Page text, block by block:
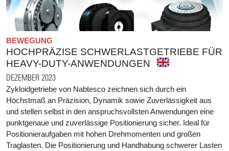
BEWEGUNG
HOCHPRÄZISE SCHWERLASTGETRIEBE FÜR
HEAVY-DUTY-ANWENDUNGEN
DEZEMBER 2023
Zykloidgetriebe von Nabtesco zeichnen sich durch ein
Höchstmaß an Präzision, Dynamik sowie Zuverlässigkeit aus
und stellen selbst in den anspruchsvollsten Anwendungen eine
punktgenaue und zuverlässige Positionierung sicher. Ideal für
Positionieraufgaben mit hohen Drehmomenten und großen
Traglasten. Die Positionierung und Handhabung schwerer Lasten